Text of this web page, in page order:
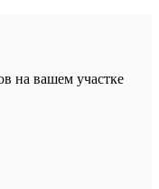
на вашем участке